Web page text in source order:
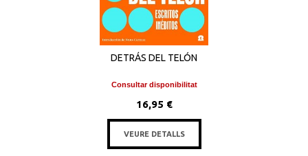
DETRÁS DEL TELÓN
Consultar disponibilitat
16,95 €
VEURE DETALLS